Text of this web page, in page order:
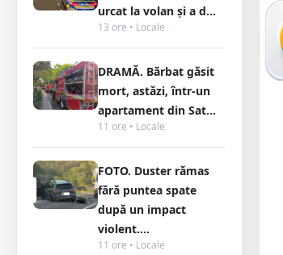
urcat la volan și a d...
13 ore • Locale
DRAMĂ. Bărbat găsit
mort, astăzi, într-un
apartament din Sat...
11 ore • Locale
FOTO. Duster rămas
fără puntea spate
după un impact
violent....
11 ore • Locale